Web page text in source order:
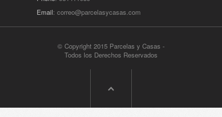
Email: correo@parcelasycasas.com
© Copyright 2015 Parcelas y Casas -
Todos los Derechos Reservados